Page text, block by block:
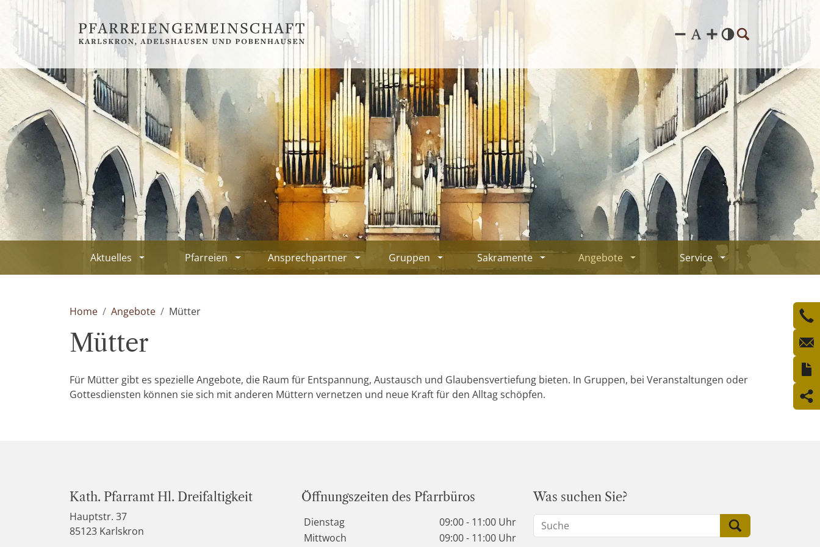
Aktuelles Pfarreien Ansprechpartner Gruppen Sakramente Angebote Service
Home Angebote Mütter
Mütter
Für Mütter gibt es spezielle Angebote, die Raum für Entspannung, Austausch und Glaubensvertiefung bieten. In Gruppen, bei Veranstaltungen oder
Gottesdiensten können sie sich mit anderen Müttern vernetzen und neue Kraft für den Alltag schöpfen.
Kath. Pfarramt Hl. Dreifaltigkeit
Hauptstr. 37
85123 Karlskron
Öffnungszeiten des Pfarrbüros
Wochentage / Monate
Öffnungszeiten / Hinweise
Dienstag
09:00 - 11:00 Uhr
Mittwoch
09:00 - 11:00 Uhr
Was suchen Sie?